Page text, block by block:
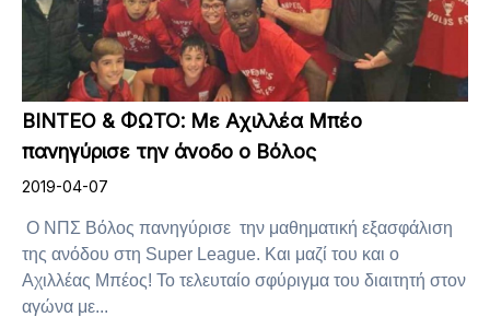
ΒΙΝΤΕΟ & ΦΩΤΟ: Με Αχιλλέα Μπέο
πανηγύρισε την άνοδο ο Βόλος
2019-04-07
Ο ΝΠΣ Βόλος πανηγύρισε την μαθηματική εξασφάλιση
της ανόδου στη Super League. Και μαζί του και ο
Αχιλλέας Μπέος! Το τελευταίο σφύριγμα του διαιτητή στον
αγώνα με...